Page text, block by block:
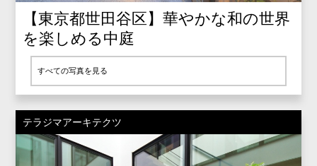
【東京都世田谷区】華やかな和の世界
を楽しめる中庭
すべての写真を見る
テラジマアーキテクツ